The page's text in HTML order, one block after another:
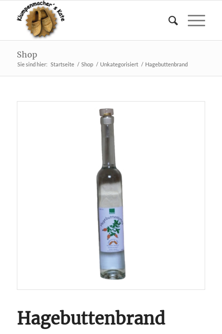
Shop
Sie sind hier: Startseite / Shop / Unkategorisiert / Hagebuttenbrand
Hagebuttenbrand